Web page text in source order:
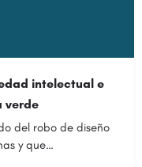
intelectual e
verde
del robo de diseño
y que…